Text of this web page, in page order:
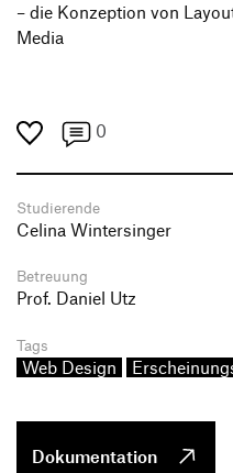
– die Konzeption von
Media
0
Studierende
Celina Wintersinger
Betreuung
Prof. Daniel Utz
Tags
Web Design
Dokumentation